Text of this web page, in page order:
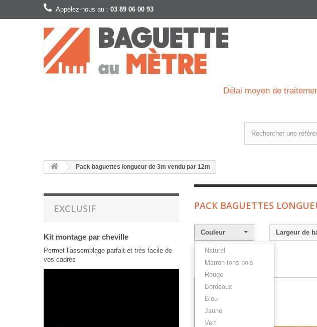
Appelez-nous au : 03 89 06 00 93
Délai moyen de
Pack baguettes longueur de 3m vendu par 12m
EXCLUSIF
Kit montage par cheville
Permet l’assemblage parfait et très facile de
vos cadres
PACK BAGUETTES
Couleur
Naturel
Marron tons bois
Rouge
Bordeaux
Bleu
Jaune
Vert
Largeur de
Résultats 1 - 7 sur 7.